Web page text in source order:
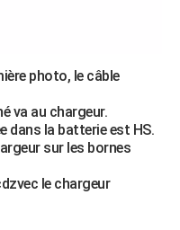
photo, le câble
va au chargeur.
dans la batterie est HS.
sur les bornes
le chargeur